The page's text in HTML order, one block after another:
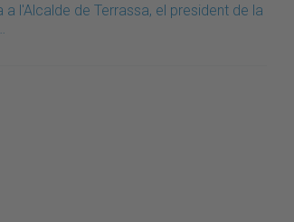
a l'Alcalde de Terrassa, el president de la